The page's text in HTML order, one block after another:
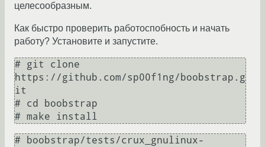
целесообразным.
Как быстро проверить работоспобность и начать
работу? Установите и запустите.
# git clone
https://github.com/sp00f1ng/boobstrap.g
it
# cd boobstrap
# make install
# boobstrap/tests/crux_gnulinux-